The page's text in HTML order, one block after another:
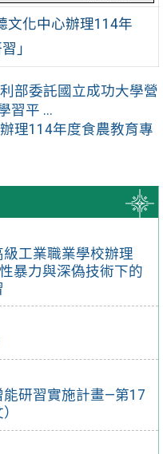
工業職業學校辦理
暴力與深偽技術下的
研習實施計畫—第17
文化中心辦理114年
」
部委託國立成功大學營
習平 ...
理114年度食農教育專